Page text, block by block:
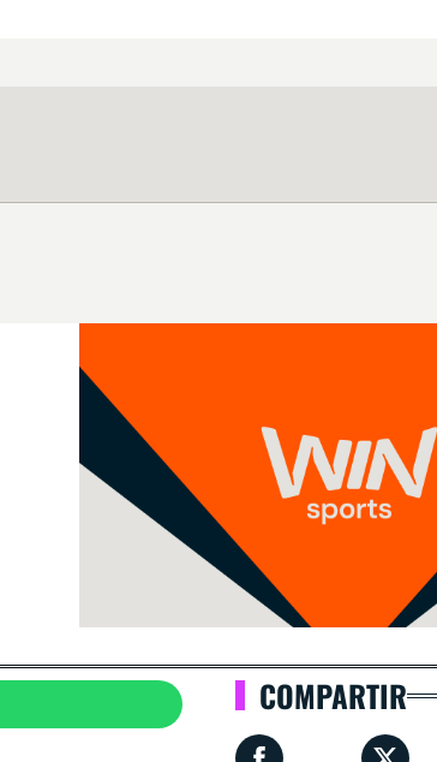
COMPARTIR